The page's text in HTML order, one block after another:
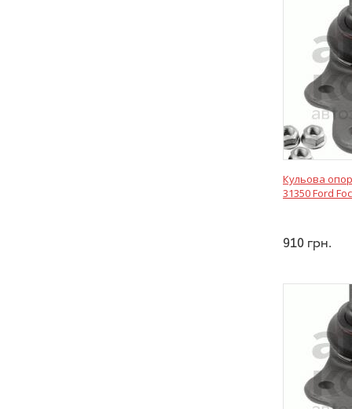
Кульова
31350 Ford
910 грн.